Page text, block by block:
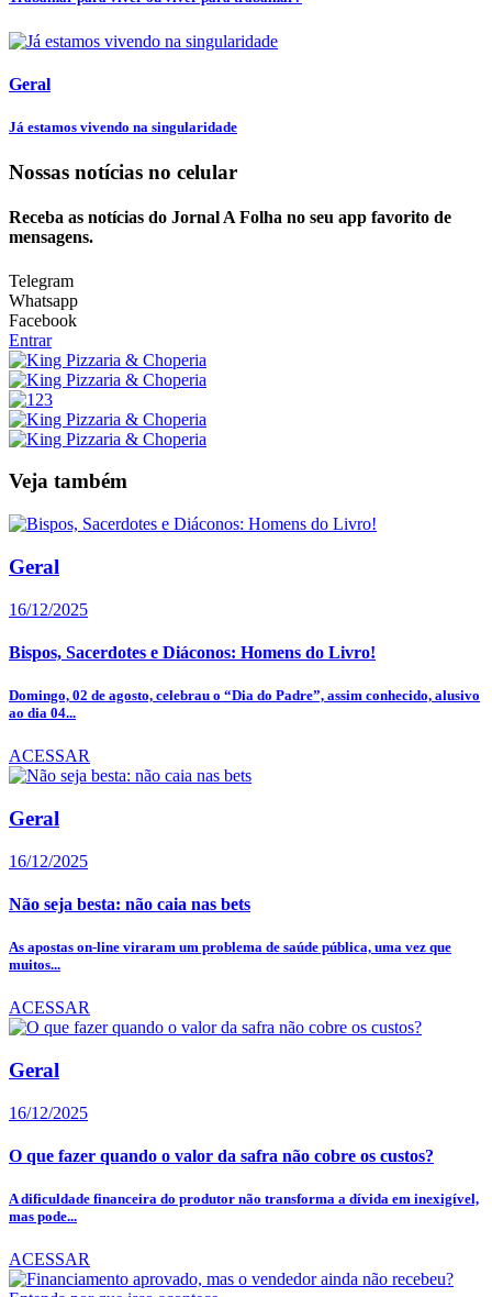
Geral
Já estamos vivendo na singularidade
Nossas notícias no celular
Receba as notícias do Jornal A Folha no seu app favorito de
mensagens.
Telegram
Whatsapp
Facebook
Entrar
Veja também
Geral
16/12/2025
Bispos, Sacerdotes e Diáconos: Homens do Livro!
Domingo, 02 de agosto, celebrau o “Dia do Padre”, assim conhecido, alusivo
ao dia 04...
ACESSAR
Geral
16/12/2025
Não seja besta: não caia nas bets
As apostas on-line viraram um problema de saúde pública, uma vez que
muitos...
ACESSAR
Geral
16/12/2025
O que fazer quando o valor da safra não cobre os custos?
A dificuldade financeira do produtor não transforma a dívida em inexigível,
mas pode...
ACESSAR